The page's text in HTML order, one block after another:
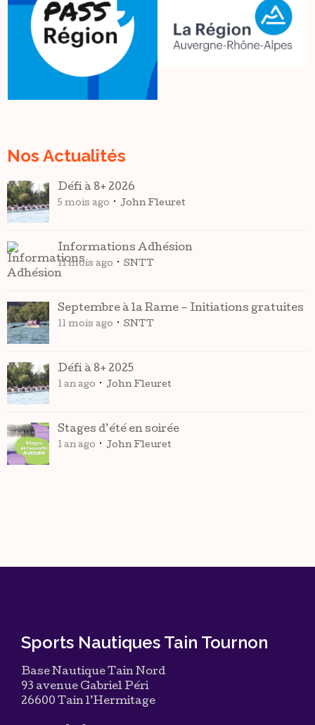
Nos Actualités
Défi à 8+ 2026
5 mois ago John Fleuret
Informations Adhésion
11 mois ago SNTT
Septembre à la Rame – Initiations gratuites
11 mois ago SNTT
Défi à 8+ 2025
1 an ago John Fleuret
Stages d’été en soirée
1 an ago John Fleuret
Sports Nautiques Tain Tournon
Base Nautique Tain Nord
93 avenue Gabriel Péri
26600 Tain l’Hermitage